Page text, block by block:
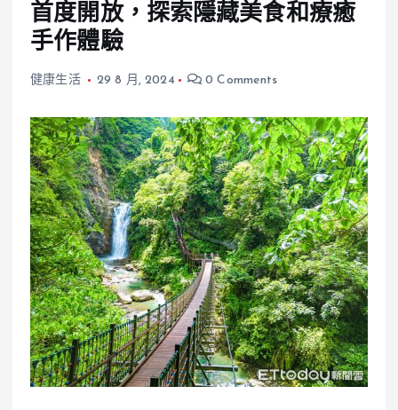
首度開放，探索隱藏美食和療癒
手作體驗
健康生活 29 8 月, 2024 0 Comments